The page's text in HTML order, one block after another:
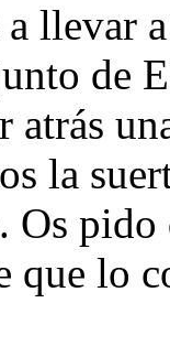
llevar
de
atrás
la
Os
que lo